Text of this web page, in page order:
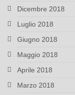
Dicembre 2018
Luglio 2018
Giugno 2018
Maggio 2018
Aprile 2018
Marzo 2018